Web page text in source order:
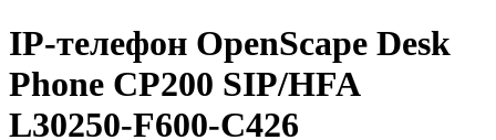
IP-телефон OpenScape Desk
Phone CP200 SIP/HFA
L30250-F600-C426